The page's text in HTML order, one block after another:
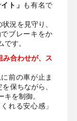
ト」 も有名で
況を見守り、
ブレーキをか
す。
合わせが、ス
前の車が止ま
保ちながら、
を制御。
れる安心感」